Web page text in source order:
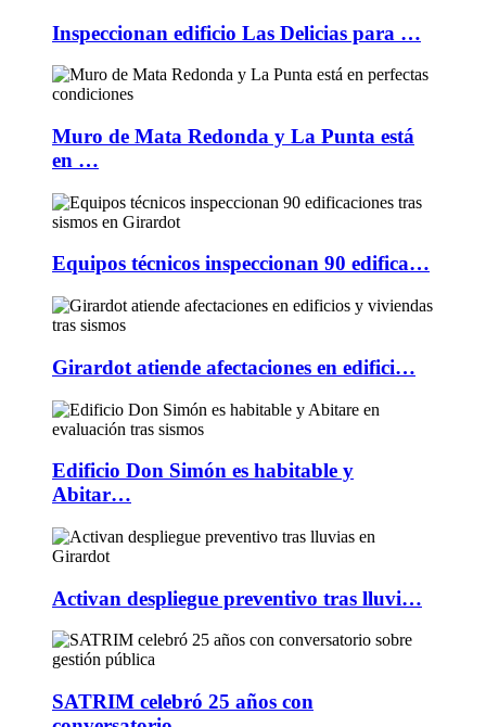
Inspeccionan edificio Las Delicias para …
Muro de Mata Redonda y La Punta está
en …
Equipos técnicos inspeccionan 90 edifica…
Girardot atiende afectaciones en edifici…
Edificio Don Simón es habitable y
Abitar…
Activan despliegue preventivo tras lluvi…
SATRIM celebró 25 años con